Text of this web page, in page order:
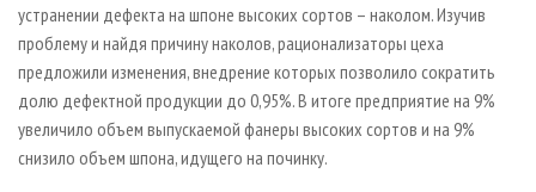
устранении дефекта на шпоне высоких сортов – наколом. Изучив
проблему и найдя причину наколов, рационализаторы цеха
предложили изменения, внедрение которых позволило сократить
долю дефектной продукции до 0,95%. В итоге предприятие на 9%
увеличило объем выпускаемой фанеры высоких сортов и на 9%
снизило объем шпона, идущего на починку.